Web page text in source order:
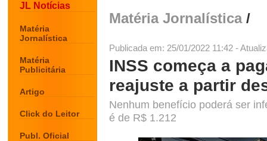
JL Notícias
Matéria
Jornalística
Matéria
Publicitária
Artigo
Click do Leitor
Publ. Oficial
Matéria Jornalística/
Publicada em: 25/01/2022 11:42 -
INSS começa a
reajuste a partir
Nenhum benefício poderá ser
é de R$ 1.212